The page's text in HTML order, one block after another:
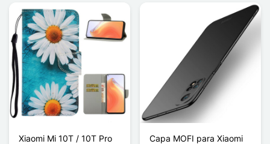
Xiaomi Mi 10T / 10T Pro
Capa MOFI para Xiaomi